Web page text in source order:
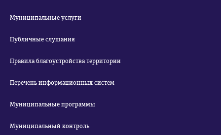
Муниципальные услуги
Публичные слушания
Правила благоустройства территории
Перечень информационных систем
Муниципальные программы
Муниципальный контроль